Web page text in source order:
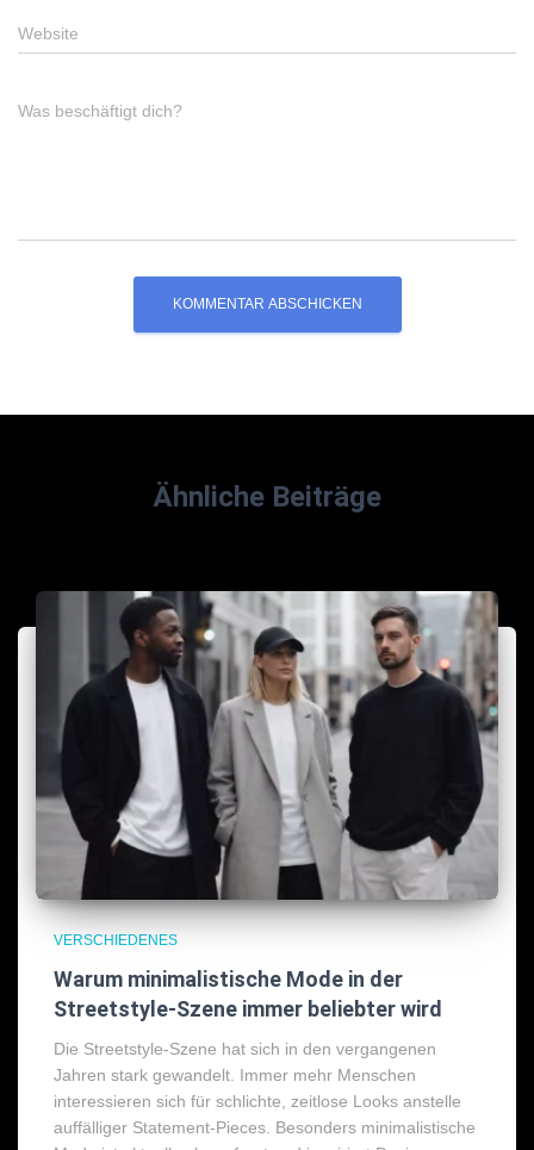
Website
Was beschäftigt dich?
Ähnliche Beiträge
VERSCHIEDENES
Warum minimalistische Mode in der
Streetstyle-Szene immer beliebter wird
Die Streetstyle-Szene hat sich in den vergangenen
Jahren stark gewandelt. Immer mehr Menschen
interessieren sich für schlichte, zeitlose Looks anstelle
auffälliger Statement-Pieces. Besonders minimalistische